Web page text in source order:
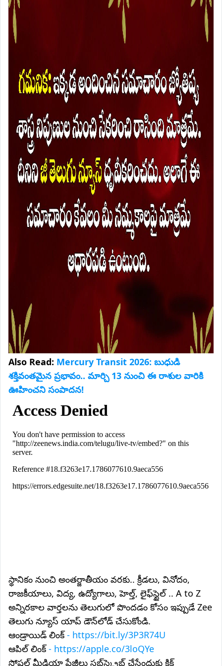
ఛాన్స్‌లు కూడా కనిపిస్తున్నాయి.
Also Read: Mercury Transit 2026: బుధుడి
శక్తివంతమైన ప్రభావం.. మార్చి 13 నుంచి ఈ రాశుల వారికి
ఊహించని సంపాదన!
స్థానికం నుంచి అంతర్జాతీయం వరకు.. క్రీడలు, వినోదం,
రాజకీయాలు, విద్య, ఉద్యోగాలు, హెల్త్, లైఫ్‌స్టైల్ .. A to Z
అన్నిరకాల వార్తలను తెలుగులో పొందడం కోసం ఇప్పుడే Zee
తెలుగు న్యూస్ యాప్ డౌన్‌లోడ్ చేసుకోండి.
ఆండ్రాయిడ్ లింక్- https://bit.ly/3P3R74U
ఆపిల్ లింక్- https://apple.co/3loQYe
సోషల్ మీడియా పేజీలు సబ్‌స్క్రైబ్ చేసేందుకు క్లిక్